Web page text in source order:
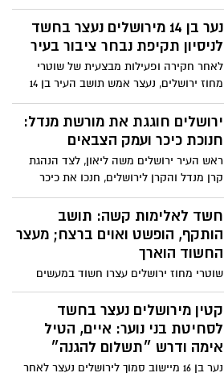
קטינים בני 13–15, בחשד למעורבות בניפוץ
חלון רכב עירייה, יידוי אבנים לעבר אוטובוסים
סמוך לתחנה המרכזית ופציעת נהג. אחד
נער בן 14 מירושלים נעצר בחשד
לניסיון תקיפת נבחר ציבור בעיר
לאחר חקירה ופעילות מבצעית של שוטרי
מחוז ירושלים, נעצר אמש תושב העיר בן 14
בחשד למעורבות בניסיון תקיפת נבחר ציבור
וגרימת נזק לרכבו לפני כשבוע. המשטרה
ממשיכה בחקירה ובאיתור מעורבים נוספים,
ומדגישה: נפעל בנחישות ובאפס סובלנות נגד
אלימות כלפי נבחרי ציבור
ירושלים חוגגת את מורשת מנדל:
חנוכת כיכר ועמק הצבאים
ראש העיר ירושלים משה ליאון, לצד הנהגת
קרן מנדל והקרן לירושלים, חנכו את כיכר
מורטון ל’ מנדל ואת “עמק הצבאים על שם
ג’ק, ג’וזף ומורטון מנדל” ו”גן סיימון ורוז מנדל”.
זאת בהמשך לתרומת ענק של 15 מיליון דולר
להרחבת עמק הצבאים – תרומה הממשיכה
להעמיק את מחויבות משפחת מנדל לחיזוק
ירושלים, חינוך, קהילה וסביבה
חשד לאלימות קשה: תושב
הותקף, הופשט ואוים ברצח; מעצר
החשוד הוארך
שוטרי מחוז ירושלים עצרו חשוד במעשים
ומעצרו הוארך בבית המשפט המחוזי
קטין מירושלים נעצר בחשד
לסחיטת בני נוער: איים, הטיל
אימה ודרש ״תשלום להגנה״
נער בן 16 מיישוב סמוך לירושלים נעצר לאחר